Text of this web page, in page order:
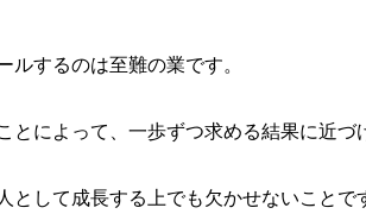
するのは至難の業です。
とによって、一歩ずつ求める結果に近づ
して成長する上でも欠かせないことで